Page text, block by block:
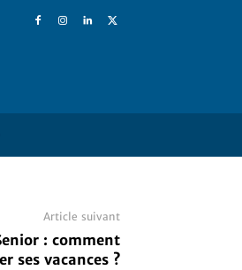
Article suivant
: comment
ses vacances ?